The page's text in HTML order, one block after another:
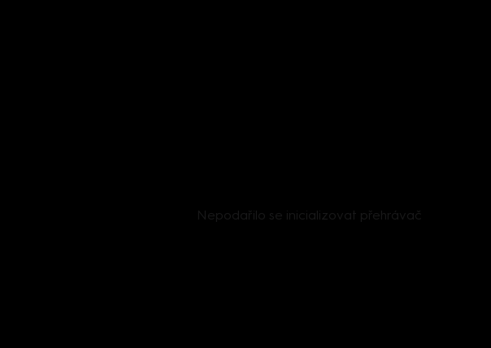
Nepodařilo se inicializovat přehrávač